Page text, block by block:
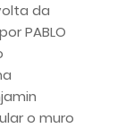
da
PABLO
o muro